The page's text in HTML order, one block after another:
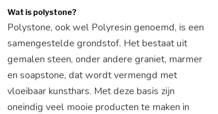
Wat is polystone?
Polystone, ook wel Polyresin genoemd, is een
samengestelde grondstof. Het bestaat uit
gemalen steen, onder andere graniet, marmer
en soapstone, dat wordt vermengd met
vloeibaar kunsthars. Met deze basis zijn
oneindig veel mooie producten te maken in